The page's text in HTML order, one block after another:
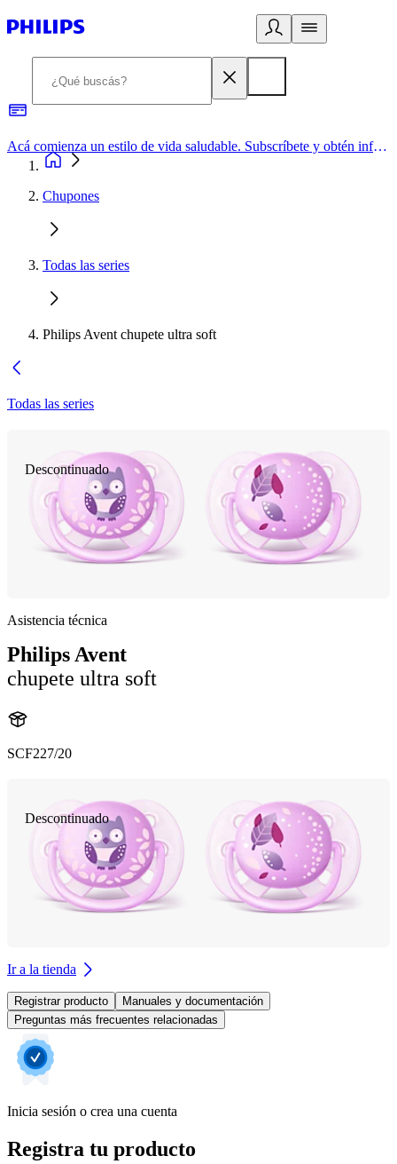
Acá comienza un estilo de vida saludable. Subscríbete y obtén información de primera mano
Chupones
Todas las series
Philips Avent chupete ultra soft
Todas las series
Descontinuado
Asistencia técnica
Philips Avent
chupete ultra soft
SCF227/20
Descontinuado
Ir a la tienda
Registrar producto
Manuales y documentación
Preguntas más frecuentes relacionadas
Inicia sesión o crea una cuenta
Registra tu producto